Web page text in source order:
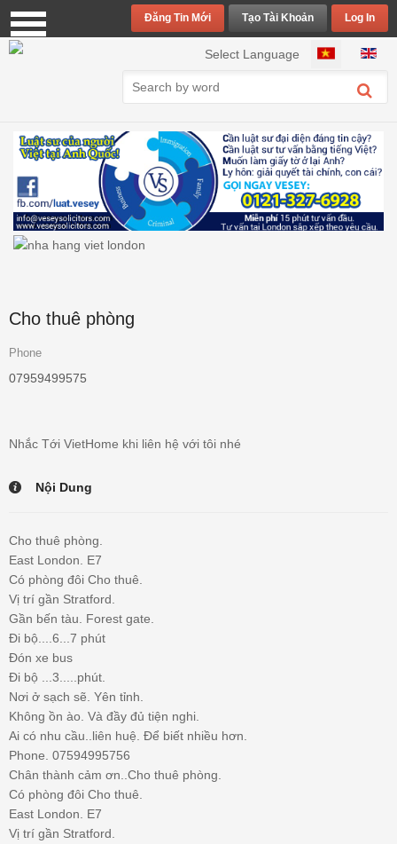
Chọn ngôn ngữ của bạnSelect Language
Log In
Tạo Tài Khoản
Đăng Tin Mới
Cho thuê phòng
Phone
07959499575
Nhắc Tới VietHome khi liên hệ với tôi nhé
Nội Dung
Cho thuê phòng.
East London. E7
Có phòng đôi Cho thuê.
Vị trí gần Stratford.
Gần bến tàu. Forest gate.
Đi bộ....6...7 phút
Đón xe bus
Đi bộ ...3.....phút.
Nơi ở sạch sẽ. Yên tỉnh.
Không ồn ào. Và đầy đủ tiện nghi.
Ai có nhu cầu..liên huệ. Để biết nhiều hơn.
Phone. 07594995756
Chân thành cảm ơn..Cho thuê phòng.
Có phòng đôi Cho thuê.
East London. E7
Vị trí gần Stratford.